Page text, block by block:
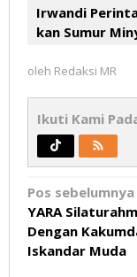
Irwandi
kan Sumur
oleh Redaksi MR
Ikuti Kami
Navigasi
pos
Pos sebelumnya
YARA
Dengan
Iskandar Muda